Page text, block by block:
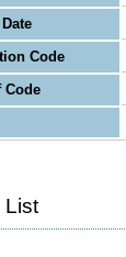
Code
Code
List